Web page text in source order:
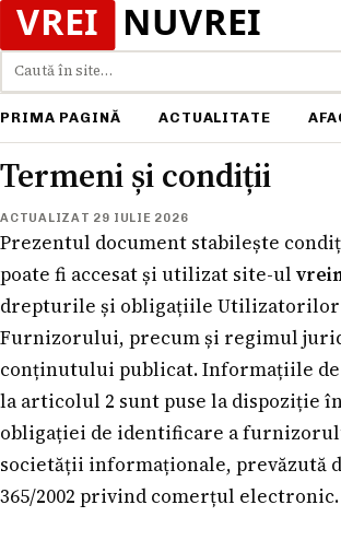
Caută
PRIMA PAGINĂ ACTUALITATE
Termeni și condiții
ACTUALIZAT 29 IULIE 2026
Prezentul document stabilește
poate fi accesat și utilizat site-ul
drepturile și obligațiile Utilizatorilor
Furnizorului, precum și regimul
conținutului publicat. Informațiile
la articolul 2 sunt puse la dispoziție
obligației de identificare a
societății informaționale, prevăzută
365/2002 privind comerțul electronic.